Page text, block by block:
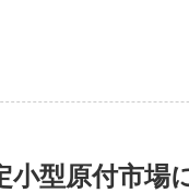
小型原付市場